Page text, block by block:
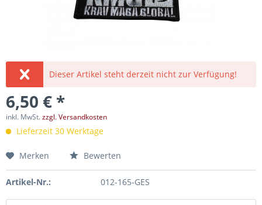
Dieser Artikel steht derzeit nicht zur Verfügung!
6,50 € *
inkl. MwSt.zzgl. Versandkosten
Lieferzeit 30 Werktage
Merken Bewerten
Artikel-Nr.: 012-165-GES